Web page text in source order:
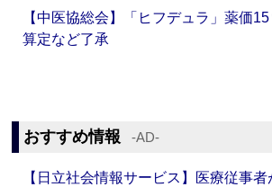
【中医協総会】「ヒフデュラ」薬価
算定など了承
おすすめ情報 ‐AD‐
【日立社会情報サービス】医療従事